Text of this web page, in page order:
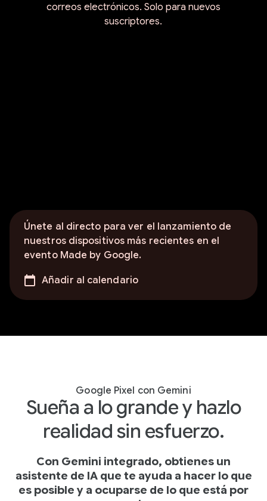
correos electrónicos. Solo para nuevos
suscriptores.
Únete al directo para ver el lanzamiento de
nuestros dispositivos más recientes en el
evento Made by Google.
Añadir al calendario
Google Pixel con Gemini
Sueña a lo grande y hazlo
realidad sin esfuerzo.
Con Gemini integrado, obtienes un
asistente de IA que te ayuda a hacer lo que
es posible y a ocuparse de lo que está por